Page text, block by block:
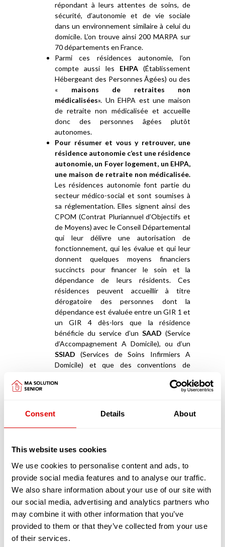
Consent Details About
This website uses cookies
We use cookies to personalise content and ads, to
provide social media features and to analyse our traffic.
We also share information about your use of our site with
our social media, advertising and analytics partners who
may combine it with other information that you’ve
provided to them or that they’ve collected from your use
of their services.
répondant à leurs attentes de soins, de
sécurité, d’autonomie et de vie sociale
dans un environnement similaire à celui du
domicile. L’on trouve ainsi 200 MARPA sur
70 départements en France.
Parmi ces résidences autonomie, l’on
compte aussi les EHPA(Établissement
Hébergeant des Personnes Âgées) ou des
« maisons de retraites non
médicalisées». Un EHPA est une maison
de retraite non médicalisée et accueille
donc des personnes âgées plutôt
autonomes.
Pour résumer et vous y retrouver, une
résidence autonomie c’est une résidence
autonomie, un Foyer logement, un EHPA,
une maison de retraite non médicalisée.
Les résidences autonomie font partie du
secteur médico-social et sont soumises à
sa réglementation. Elles signent ainsi des
CPOM (Contrat Pluriannuel d’Objectifs et
de Moyens) avec le Conseil Départemental
qui leur délivre une autorisation de
fonctionnement, qui les évalue et qui leur
donnent quelques moyens financiers
succincts pour financer le soin et la
dépendance de leurs résidents. Ces
résidences peuvent accueillir à titre
dérogatoire des personnes dont la
dépendance est évaluée entre un GIR 1 et
un GIR 4 dès-lors que la résidence
bénéficie du service d’un SAAD (Service
d’Accompagnement A Domicile), ou d’un
SSIAD (Services de Soins Infirmiers A
Domicile) et que des conventions de
EHPAD
coliving
La deuxième catégorie de résidences séniors
maisonnées en coliving
Les logements en coliving proposent un habitat
partagé entre une quinzaine de séniors,
maximum. Tous vivent sous le même toit, en
bénéficiant de chambres et de toilettes privées.
En revanche, le salon, la cuisine et la salle de
L’objectif est de favoriser les interactions, le
soutien et l’entraide entre résidents. Ces